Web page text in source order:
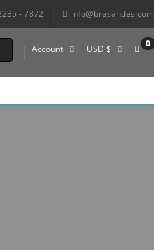
- 7872 info@brasandes.com
Account USD $
R$
0